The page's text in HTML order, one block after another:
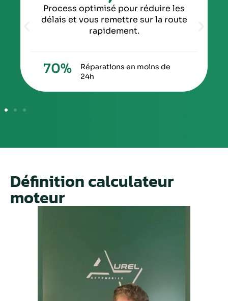
Process optimisé pour réduire les
délais et vous remettre sur la route
rapidement.
Réparations en moins de
24h
70%
Définition calculateur
moteur